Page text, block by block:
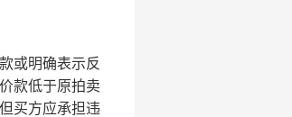
或明确表示反
款低于原拍卖
买方应承担违